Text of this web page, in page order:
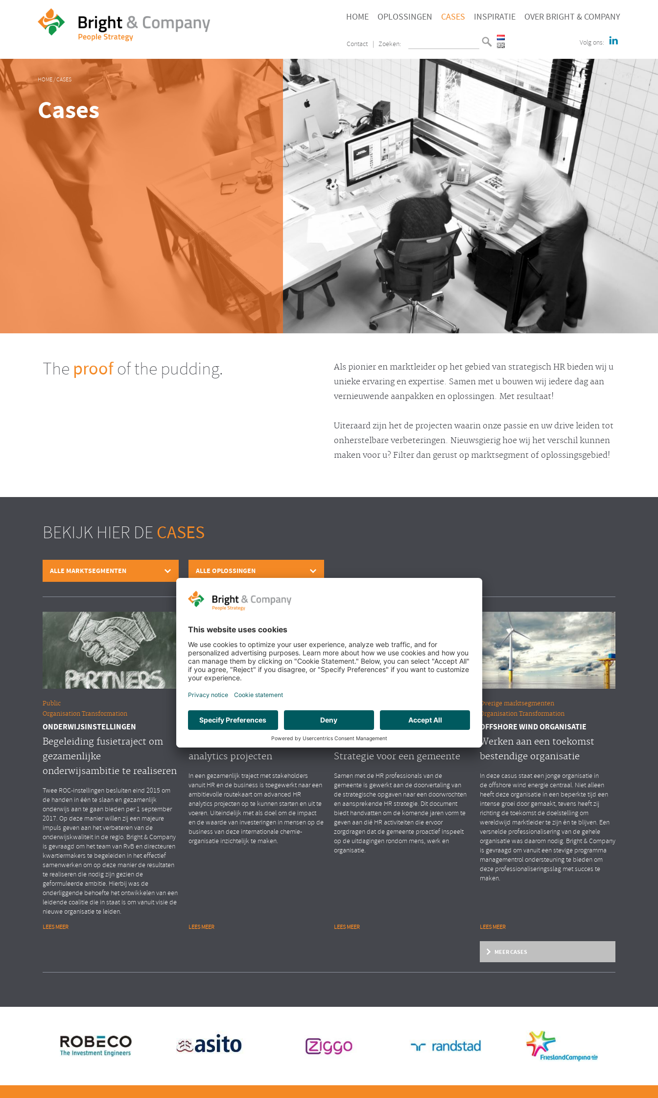
HOME OPLOSSINGEN CASES INSPIRATIE OVER BRIGHT & COMPANY
Contact | Zoeken: Volg ons:
HOME/CASES
Cases
The proofof the pudding.
Als pionier en marktleider op het gebied van strategisch HR bieden wij u
unieke ervaring en expertise. Samen met u bouwen wij iedere dag aan
vernieuwende aanpakken en oplossingen. Met resultaat!
Uiteraard zijn het de projecten waarin onze passie en uw drive leiden tot
onherstelbare verbeteringen. Nieuwsgierig hoe wij het verschil kunnen
maken voor u? Filter dan gerust op marktsegment of oplossingsgebied!
BEKIJK HIER DE CASES
ALLE MARKTSEGMENTEN ALLE OPLOSSINGEN
Public
Organisation Transformation
ONDERWIJSINSTELLINGEN
Begeleiding fusietraject om
gezamenlijke
onderwijsambitie te realiseren
Twee ROC-instellingen besluiten eind 2015 om
de handen in één te slaan en gezamenlijk
onderwijs aan te gaan bieden per 1 september
2017. Op deze manier willen zij een majeure
impuls geven aan het verbeteren van de
onderwijskwaliteit in de regio. Bright & Company
is gevraagd om het team van RvB en directeuren
kwartiermakers te begeleiden in het effectief
samenwerken om op deze manier de resultaten
te realiseren die nodig zijn gezien de
geformuleerde ambitie. Hierbij was de
onderliggende behoefte het ontwikkelen van een
leidende coalitie die in staat is om vanuit visie de
nieuwe organisatie te leiden.
LEES MEER
People Analytics
MULTINATIONAL CHEMIESECTOR
Opstarten van advanced HR
analytics projecten
In een gezamenlijk traject met stakeholders
vanuit HR en de business is toegewerkt naar een
ambitievolle routekaart om advanced HR
analytics projecten op te kunnen starten en uit te
voeren. Uiteindelijk met als doel om de impact
en de waarde van investeringen in mensen op de
business van deze internationale chemie-
organisatie inzichtelijk te maken.
LEES MEER
People Strategy
GEMEENTE (ZH)
Opstellen van gedragen HR
Strategie voor een gemeente
Samen met de HR professionals van de
gemeente is gewerkt aan de doorvertaling van
de strategische opgaven naar een doorwrochten
en aansprekende HR strategie. Dit document
biedt handvatten om de komende jaren vorm te
geven aan dié HR activiteiten die ervoor
zorgdragen dat de gemeente proactief inspeelt
op de uitdagingen rondom mens, werk en
organisatie.
LEES MEER
Overige marktsegmenten
Organisation Transformation
OFFSHORE WIND ORGANISATIE
Werken aan een toekomst
bestendige organisatie
In deze casus staat een jonge organisatie in
de offshore wind energie centraal. Niet alleen
heeft deze organisatie in een beperkte tijd een
intense groei door gemaakt, tevens heeft zij
richting de toekomst de doelstelling om
wereldwijd marktleider te zijn én te blijven. Een
versnelde professionalisering van de gehele
organisatie was daarom nodig. Bright & Company
is gevraagd om vanuit een stevige programma
managementrol ondersteuning te bieden om
deze professionaliseringsslag met succes te
maken.
LEES MEER
Financiële dienstverlening
Public
Public
MINISTERIE VAN VEILIGHEID EN
Zakelijke dienstverlening
MEER CASES